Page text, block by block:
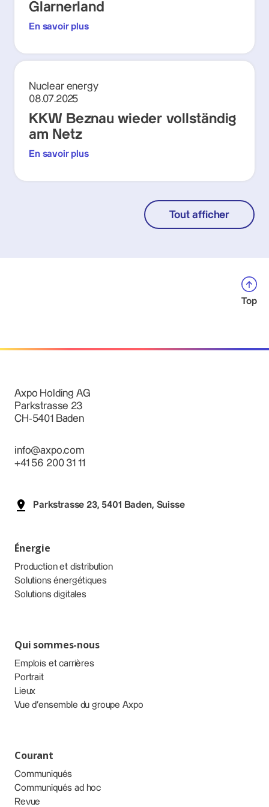
Glarnerland
En savoir plus
Nuclear energy
08.07.2025
KKW Beznau wieder vollständig
am Netz
En savoir plus
Tout afficher
Top
Axpo Holding AG
Parkstrasse 23
CH-5401 Baden
info@axpo.com
+41 56 200 31 11
Parkstrasse 23, 5401 Baden, Suisse
Énergie
Production et distribution
Solutions énergétiques
Solutions digitales
Qui sommes-nous
Emplois et carrières
Portrait
Lieux
Vue d’ensemble du groupe Axpo
Courant
Communiqués
Communiqués ad hoc
Revue